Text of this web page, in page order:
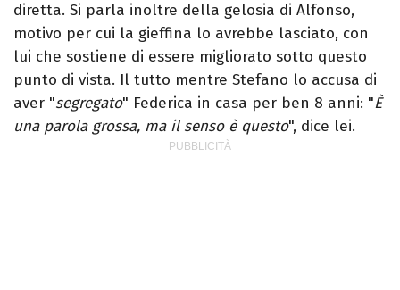
diretta. Si parla inoltre della gelosia di Alfonso,
motivo per cui la gieffina lo avrebbe lasciato, con
lui che sostiene di essere migliorato sotto questo
punto di vista. Il tutto mentre Stefano lo accusa di
aver "segregato" Federica in casa per ben 8 anni: "È
una parola grossa, ma il senso è questo", dice lei.